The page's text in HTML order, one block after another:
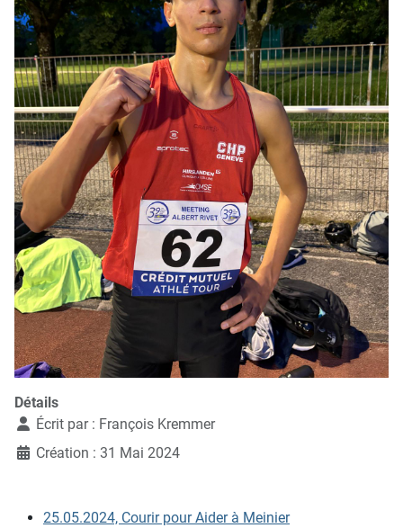
Détails
Écrit par : François Kremmer
Création : 31 Mai 2024
25.05.2024, Courir pour Aider à Meinier